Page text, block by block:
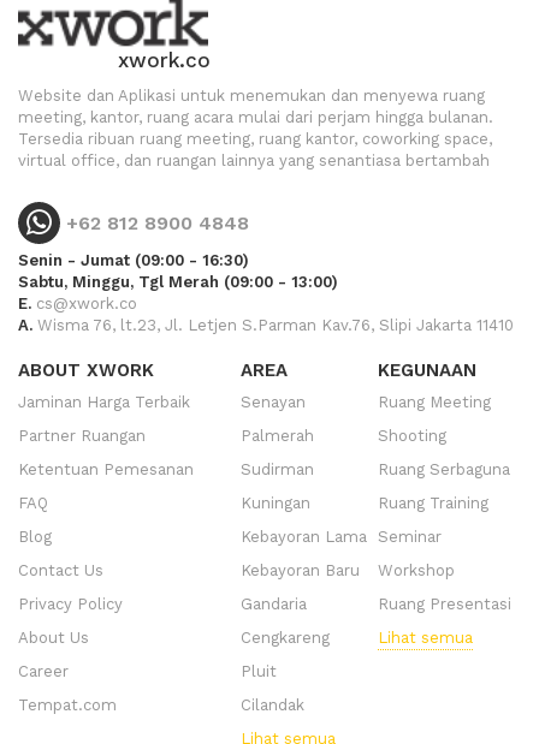
xwork.co
Website dan Aplikasi untuk menemukan dan menyewa ruang
meeting, kantor, ruang acara mulai dari perjam hingga bulanan.
Tersedia ribuan ruang meeting, ruang kantor, coworking space,
virtual office, dan ruangan lainnya yang senantiasa bertambah
+62 812 8900 4848
Senin - Jumat (09:00 - 16:30)
Sabtu, Minggu, Tgl Merah (09:00 - 13:00)
E. cs@xwork.co
A. Wisma 76, lt.23, Jl. Letjen S.Parman Kav.76, Slipi Jakarta 11410
ABOUT XWORK
Jaminan Harga Terbaik
Partner Ruangan
Ketentuan Pemesanan
FAQ
Blog
Contact Us
Privacy Policy
About Us
Career
Tempat.com
AREA
Senayan
Palmerah
Sudirman
Kuningan
Kebayoran Lama
Kebayoran Baru
Gandaria
Cengkareng
Pluit
Cilandak
Lihat semua
KEGUNAAN
Ruang Meeting
Shooting
Ruang Serbaguna
Ruang Training
Seminar
Workshop
Ruang Presentasi
Lihat semua